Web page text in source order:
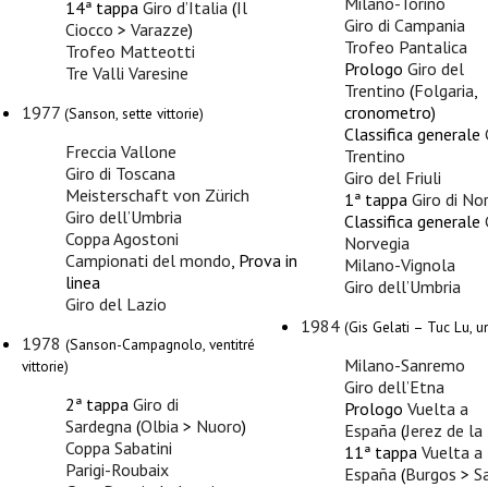
14ª tappa Giro d’Italia (Il
Ciocco > Varazze)
Trofeo Matteotti
Tre Valli Varesine
1977 (Sanson, sette vittorie)
Freccia Vallone
Giro di Toscana
Meisterschaft von Zürich
Giro dell’Umbria
Coppa Agostoni
Campionati del mondo , Prova in
linea
Giro del Lazio
1978 (Sanson-Campagnolo, ventitré
vittorie)
2ª tappa Giro di
Sardegna (Olbia > Nuoro)
Coppa Sabatini
Parigi-Roubaix
Giro di Campania
Trofeo Pantalica
Prologo Giro del
Trentino (Folgaria
cronometro)
Classifica generale
Trentino
Giro del Friuli
1ª tappa Giro di
Classifica generale
Norvegia
Milano-Vignola
Giro dell’Umbria
1984 (Gis Gelati – Tuc Lu,
Milano-Sanremo
Giro dell’Etna
Prologo Vuelta a
España (Jerez de
11ª tappa Vuelta a
España (Burgos >